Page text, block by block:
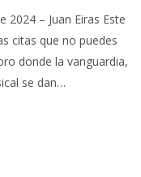
– Juan Eiras Este
citas que no puedes
donde la vanguardia,
se dan…